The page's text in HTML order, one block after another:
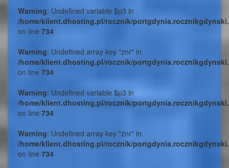
Warning: Undefined variable $p3 in
/home/klient.dhosting.pl/rocznik/
on line 734
Warning: Undefined array key "znr" in
/home/klient.dhosting.pl/rocznik/
on line 734
Warning: Undefined variable $p3 in
/home/klient.dhosting.pl/rocznik/
on line 734
Warning: Undefined array key "znr" in
/home/klient.dhosting.pl/rocznik/
on line 734